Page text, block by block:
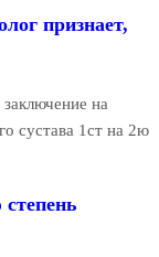
признает,
на
сустава 1ст на 2ю